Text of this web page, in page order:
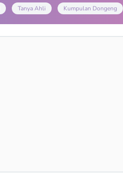
Tanya Ahli Kumpulan Dongeng